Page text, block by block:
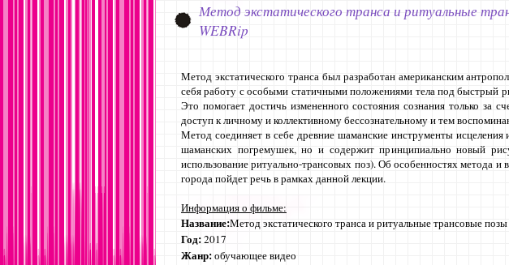
Метод экстатического транса и ритуальные
WEBRip
Метод экстатического транса был разработан американским
себя работу с особыми статичными положениями тела под быстрый
Это помогает достичь измененного состояния сознания только за
доступ к личному и коллективному бессознательному и тем
Метод соединяет в себе древние шаманские инструменты исцеления
шаманских погремушек, но и содержит принципиально новый
использование ритуально-трансовых поз). Об особенностях метода
города пойдет речь в рамках данной лекции.
Информация о фильме:
Название:Метод экстатического транса и ритуальные трансовые позы
Год:2017
Жанр:обучающее видео